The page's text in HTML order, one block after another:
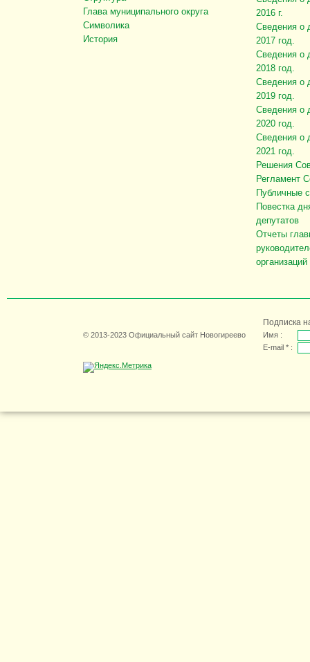
Глава муниципального округа
Символика
История
2016 г.
Сведения о
2017 год.
Сведения о
2018 год.
Сведения о
2019 год.
Сведения о
2020 год.
Сведения о
2021 год.
Решения
Регламент
Публичные
Повестка
депутатов
Отчеты
организаций
© 2013-2023 Официальный сайт Новогиреево
Подписка
Имя :
E-mail * :